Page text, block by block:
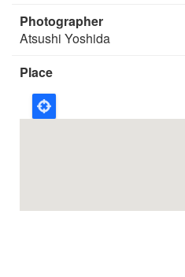
Photographer
Atsushi Yoshida
Place